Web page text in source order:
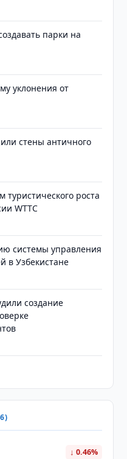
парки на
уклонения от
стены античного
туристического роста
WTTC
системы управления
в Узбекистане
создание
↓ 0.46%